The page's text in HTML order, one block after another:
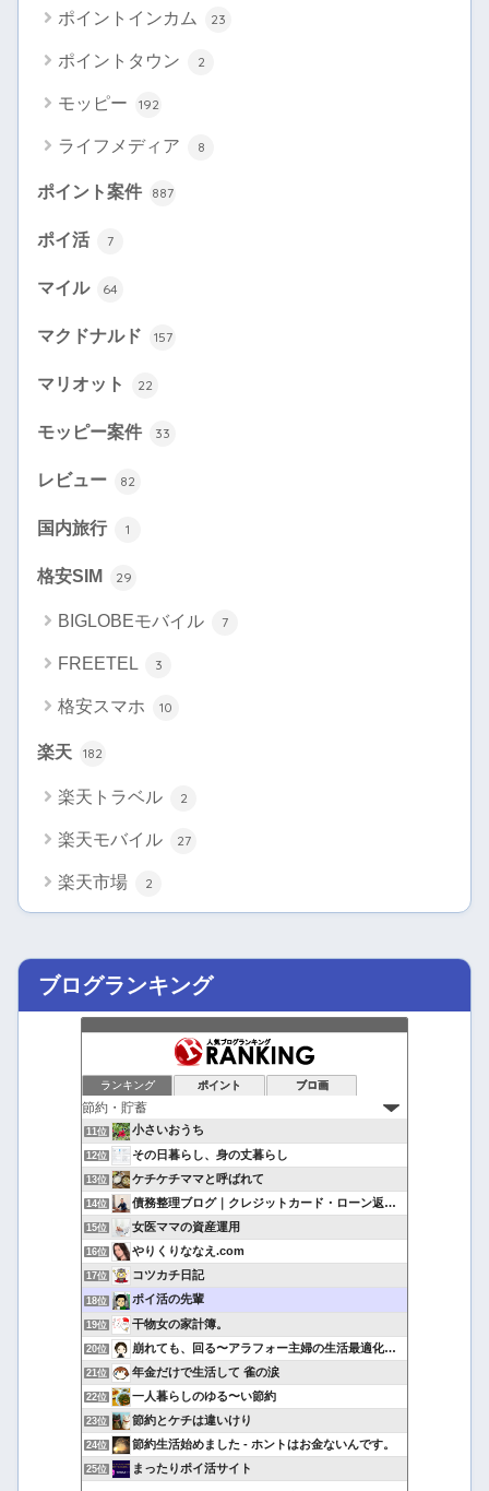
ポイントインカム 23
ポイントタウン 2
モッピー 192
ライフメディア 8
ポイント案件 887
ポイ活 7
マイル 64
マクドナルド 157
マリオット 22
モッピー案件 33
レビュー 82
国内旅行 1
格安SIM 29
BIGLOBEモバイル 7
FREETEL 3
格安スマホ 10
楽天 182
楽天トラベル 2
楽天モバイル 27
楽天市場 2
ブログランキング
ランキング ポイント ブロ画
11位 小さいおうち
12位 その日暮らし、身の丈暮らし
13位 ケチケチママと呼ばれて
14位 債務整理ブログ｜クレジットカード・ローン返済で悩んでいる方へ
15位 女医ママの資産運用
16位 やりくりななえ.com
17位 コツカチ日記
18位 ポイ活の先輩
19位 干物女の家計簿。
20位 崩れても、回る〜アラフォー主婦の生活最適化日記
21位 年金だけで生活して 雀の涙
22位 一人暮らしのゆる〜い節約
23位 節約とケチは違いけり
24位 節約生活始めました - ホントはお金ないんです。
25位 まったりポイ活サイト